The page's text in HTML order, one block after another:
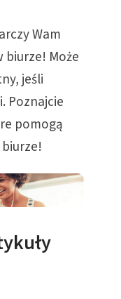
Wam
Może
jeśli
Poznajcie
pomogą